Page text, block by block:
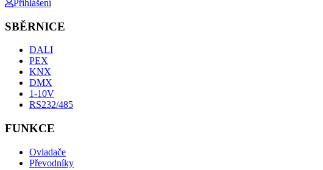
Přihlášení
SBĚRNICE
DALI
PEX
KNX
DMX
1-10V
RS232/485
FUNKCE
Ovladače
Převodníky